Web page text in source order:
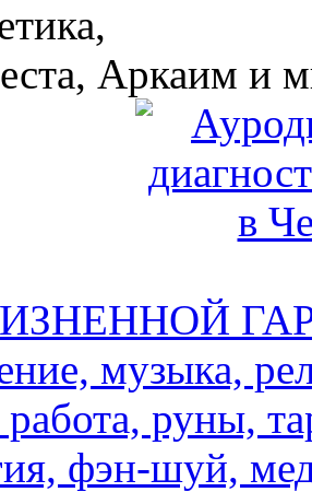
Аркаим и
музыка,
руны,
фэн-шуй,